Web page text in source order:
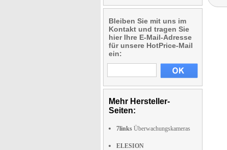
Bleiben Sie mit uns im
Kontakt und tragen Sie
hier Ihre E-Mail-Adresse
für unsere HotPrice-Mail
ein:
Mehr Hersteller-
Seiten:
7links Überwachungskameras
ELESION